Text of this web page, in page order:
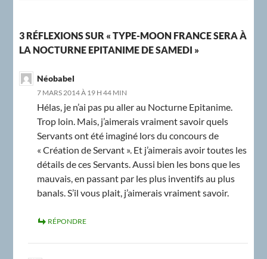
3 RÉFLEXIONS SUR « TYPE-MOON FRANCE SERA À
LA NOCTURNE EPITANIME DE SAMEDI »
Néobabel
7 MARS 2014 À 19 H 44 MIN
Hélas, je n’ai pas pu aller au Nocturne Epitanime.
Trop loin. Mais, j’aimerais vraiment savoir quels
Servants ont été imaginé lors du concours de
« Création de Servant ». Et j’aimerais avoir toutes les
détails de ces Servants. Aussi bien les bons que les
mauvais, en passant par les plus inventifs au plus
banals. S’il vous plait, j’aimerais vraiment savoir.
RÉPONDRE